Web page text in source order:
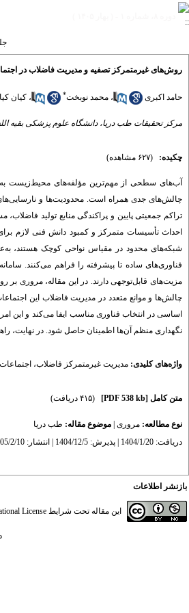
جلد ۸
روش‌های غیرمتمرکز تصفیه و مدیریت فاضلاب در
حامد اکبری ، محمد نوبخت* ، کیان
مرکز تحقیقات طب دریا، دانشگاه علوم پزشکی بقیه
چکیده: (۶۲۷ مشاهده)
آب‌های سطحی از مهم‌ترین مؤلفه‌های محیط‌زیست به
چالش‌های جدی همراه است. محدودیت‌ها و نارسایی‌های
تراکم جمعیتی پایین و پراکندگی منابع تولید
احداث تأسیسات متمرکز و کمبود دانش فنی لازم
شبکه‌های محدود در مقیاس نواحی کوچک هستند،
فناوری‌های ساده تا پیشرفته را فراهم می‌کنند.
مزیت‌های قابل‌توجهی دارند. در این مقاله، مروری بر
چالش‌ها و موانع متعدد در مدیریت فاضلاب این
اساسی در انتخاب فناوری مناسب ایفا می‌کند و این
نگهداری منظم آن‌ها اطمینان حاصل شود. در نهایت،
واژه‌های کلیدی: مدیریت غیرمتمرکز فاضلاب،
متن کامل [PDF 538 kb] (۴۱۵ دریافت)
نوع مطالعه: مروری موضوع مقاله: طب دریا
دریافت: 1404/1/20 | پذیرش: 1404/12/5 | انتشار: 1405/2/10
بازنشر اطلاعات
این مقاله تحت شرایط License